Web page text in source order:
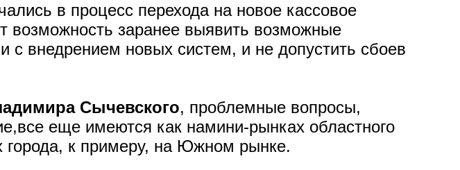
в процесс перехода на новое кассовое
возможность заранее выявить возможные
с внедрением новых систем, и не допустить сбоев
Сычевского, проблемные вопросы,
еще имеются как намини-рынках областного
города, к примеру, на Южном рынке.